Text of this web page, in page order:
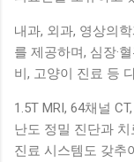
내과, 외과, 영상의
를 제공하며, 심장·
비, 고양이 진료 등
1.5T MRI, 64채널
난도 정밀 진단과
진료 시스템도 갖추